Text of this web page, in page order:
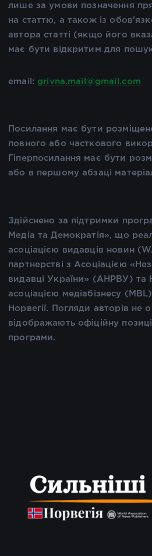
лише за умови позначення
на статтю, а також із
автора статті (якщо його
має бути відкритим для
email: grivna.mail@gmail.com
Посилання має бути
повного або часткового
Гіперпосилання має бути
або в першому абзаці
Здійснено за підтримки
Медіа та Демократія», що
асоціацією видавців новин
партнерстві з Асоціацією
видавці України» (АНРВУ) та
асоціацією медіабізнесу
Норвегії. Погляди авторів не
відображають офіційну
програми.